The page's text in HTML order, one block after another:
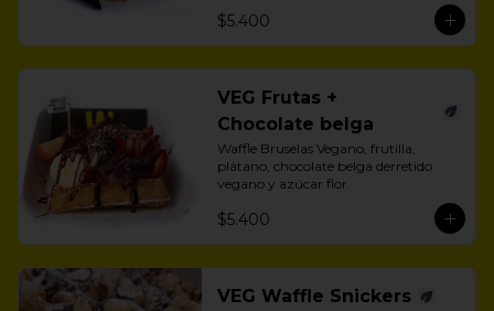
$5.400
VEG Frutas +
Chocolate belga
Waffle Bruselas Vegano, frutilla,
plátano, chocolate belga derretido
vegano y azúcar flor.
$5.400
VEG Waffle Snickers